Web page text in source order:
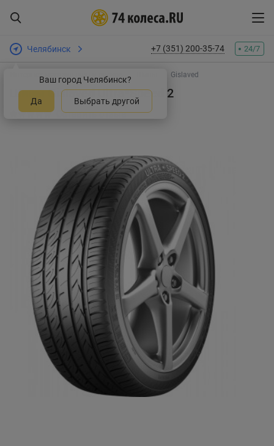
Челябинск
Ваш город Челябинск?
Да Выбрать другой
+7 (351) 200-35-74 24/7
Интернет-магазин шин и дисков Gislaved
Шины Gislaved Ultra*Speed 2
Оставить отзыв